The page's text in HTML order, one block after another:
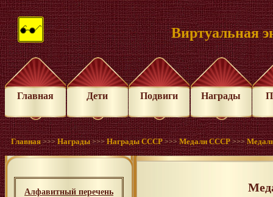
Виртуальная
Главная Дети Подвиги Награды
Главная >>>Награды >>>Награды СССР >>>Медали СССР >>>
Алфавитный перечень